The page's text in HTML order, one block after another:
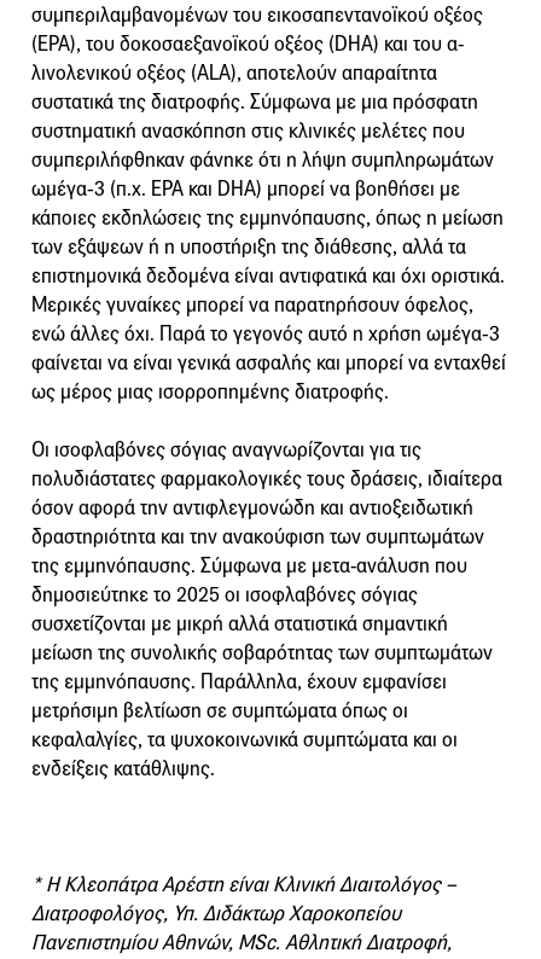
συμπεριλαμβανομένων του εικοσαπεντανοϊκού οξέος
(EPA), του δοκοσαεξανοϊκού οξέος (DHA) και του α-
λινολενικού οξέος (ALA), αποτελούν απαραίτητα
συστατικά της διατροφής. Σύμφωνα με μια πρόσφατη
συστηματική ανασκόπηση στις κλινικές μελέτες που
συμπεριλήφθηκαν φάνηκε ότι η λήψη συμπληρωμάτων
ωμέγα‑3 (π.χ. EPA και DHA) μπορεί να βοηθήσει με
κάποιες εκδηλώσεις της εμμηνόπαυσης, όπως η μείωση
των εξάψεων ή η υποστήριξη της διάθεσης, αλλά τα
επιστημονικά δεδομένα είναι αντιφατικά και όχι οριστικά.
Μερικές γυναίκες μπορεί να παρατηρήσουν όφελος,
ενώ άλλες όχι. Παρά το γεγονός αυτό η χρήση ωμέγα‑3
φαίνεται να είναι γενικά ασφαλής και μπορεί να ενταχθεί
ως μέρος μιας ισορροπημένης διατροφής.
Οι ισοφλαβόνες σόγιας αναγνωρίζονται για τις
πολυδιάστατες φαρμακολογικές τους δράσεις, ιδιαίτερα
όσον αφορά την αντιφλεγμονώδη και αντιοξειδωτική
δραστηριότητα και την ανακούφιση των συμπτωμάτων
της εμμηνόπαυσης. Σύμφωνα με μετα-ανάλυση που
δημοσιεύτηκε το 2025 οι ισοφλαβόνες σόγιας
συσχετίζονται με μικρή αλλά στατιστικά σημαντική
μείωση της συνολικής σοβαρότητας των συμπτωμάτων
της εμμηνόπαυσης. Παράλληλα, έχουν εμφανίσει
μετρήσιμη βελτίωση σε συμπτώματα όπως οι
κεφαλαλγίες, τα ψυχοκοινωνικά συμπτώματα και οι
ενδείξεις κατάθλιψης.
* Η Κλεοπάτρα Αρέστη είναι Κλινική Διαιτολόγος –
Διατροφολόγος, Υπ. Διδάκτωρ Χαροκοπείου
Πανεπιστημίου Αθηνών, MSc. Αθλητική Διατροφή,